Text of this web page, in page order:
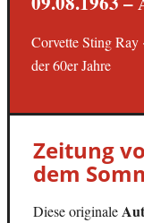
Corvette Sting Ray
der 60er Jahre
Zeitung
dem
Diese originale